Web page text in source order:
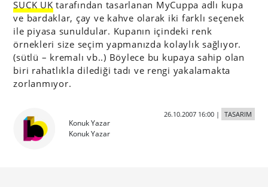
SUCK UK tarafından tasarlanan MyCuppa adlı kupa
ve bardaklar, çay ve kahve olarak iki farklı seçenek
ile piyasa sunuldular. Kupanın içindeki renk
örnekleri size seçim yapmanızda kolaylık sağlıyor.
(sütlü – kremalı vb..) Böylece bu kupaya sahip olan
biri rahatlıkla dilediği tadı ve rengi yakalamakta
zorlanmıyor.
Konuk Yazar
Konuk Yazar
26.10.2007 16:00| TASARIM